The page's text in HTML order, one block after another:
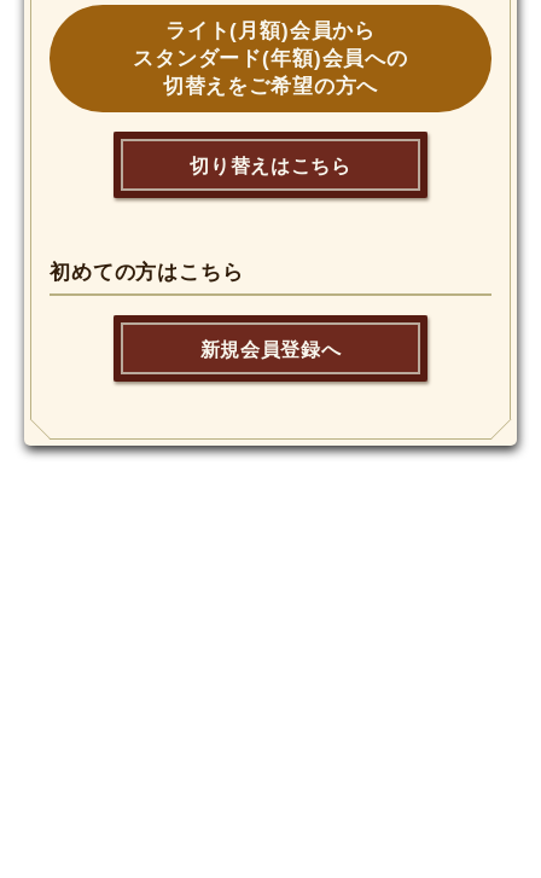
ライト(月額)会員から
スタンダード(年額)会員への
切替えをご希望の方へ
切り替えはこちら
初めての方はこちら
新規会員登録へ